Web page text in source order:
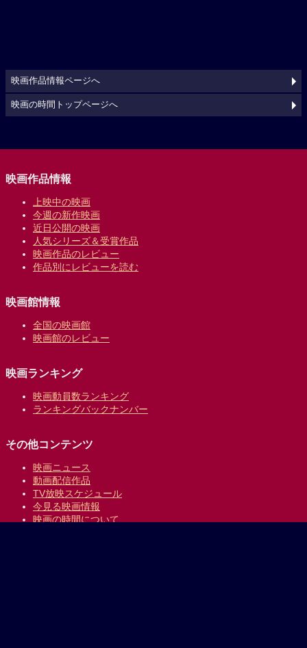
映画作品情報ページへ
映画の時間トップページへ
映画作品情報
上映中の映画
今週の新作映画
近日公開の映画
人気シリーズ＆受賞作品
映画作品のレビュー
作品別にレビューを読む
映画館情報
全国の映画館
映画館のレビュー
映画ランキング
映画動員数ランキング
ランキングバックナンバー
その他コンテンツ
映画ニュース
動画配信作品
TV放映スケジュール
今見る映画情報
映画の時間について